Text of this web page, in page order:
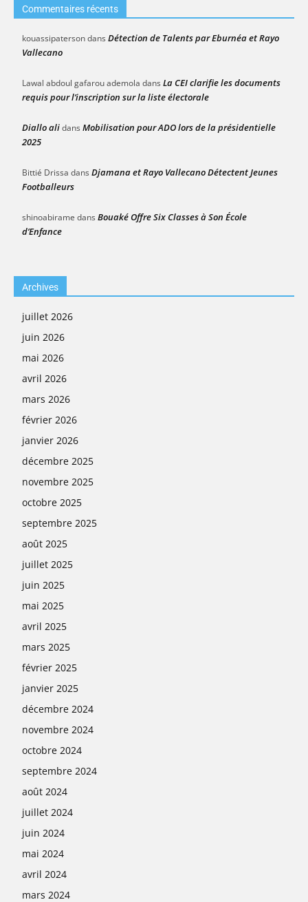
Commentaires récents
kouassipatersondans Détection de Talents par Eburnéa et Rayo
Vallecano
Lawal abdoul gafarou ademola dans La CEI clarifie les documents
requis pour l’inscription sur la liste électorale
Diallo alidans Mobilisation pour ADO lors de la présidentielle
2025
Bittié Drissa dans Djamana et Rayo Vallecano Détectent Jeunes
Footballeurs
shinoabirame dans Bouaké Offre Six Classes à Son École
d’Enfance
Archives
juillet 2026
juin 2026
mai 2026
avril 2026
mars 2026
février 2026
janvier 2026
décembre 2025
novembre 2025
octobre 2025
septembre 2025
août 2025
juillet 2025
juin 2025
mai 2025
avril 2025
mars 2025
février 2025
janvier 2025
décembre 2024
novembre 2024
octobre 2024
septembre 2024
août 2024
juillet 2024
juin 2024
mai 2024
avril 2024
mars 2024